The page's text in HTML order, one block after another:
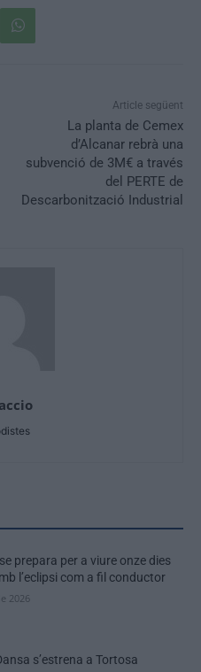
Article següent
La planta de Cemex
d’Alcanar rebrà una
subvenció de 3M€ a través
del PERTE de
Descarbonització Industrial
prepara per a viure onze dies
l’eclipsi com a fil conductor
2026
s’estrena a Tortosa